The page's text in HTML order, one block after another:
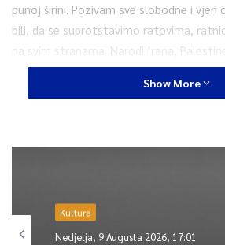
punoj širini. Pozivam sve slobodne i vjeri
bili, da se suprotstavimo ratovima,
na svim stranama. Narodi Irana,
mir i život bez straha. Neka Bog presudi
0
Show More
Kultura
Nedjelja, 9 Augusta 2026, 17:01